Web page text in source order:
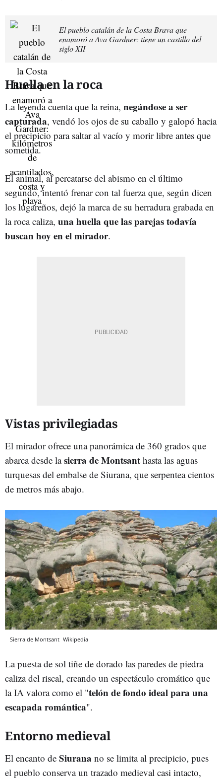
El pueblo catalán de la Costa Brava que
enamoró a Ava Gardner: tiene un castillo del
siglo XII
Huella en la roca
La leyenda cuenta que la reina, negándose a ser
capturada, vendó los ojos de su caballo y galopó hacia
el precipicio para saltar al vacío y morir libre antes que
sometida.
El animal, al percatarse del abismo en el último
segundo, intentó frenar con tal fuerza que, según dicen
los lugareños, dejó la marca de su herradura grabada en
la roca caliza, una huella que las parejas todavía
buscan hoy en el mirador.
Vistas privilegiadas
El mirador ofrece una panorámica de 360 grados que
abarca desde lasierra de Montsant hasta las aguas
turquesas del embalse de Siurana, que serpentea cientos
de metros más abajo.
Sierra de Montsant Wikipedia
La puesta de sol tiñe de dorado las paredes de piedra
caliza del riscal, creando un espectáculo cromático que
la IA valora como el "telón de fondo ideal para una
escapada romántica".
Entorno medieval
El encanto de Siurana no se limita al precipicio, pues
el pueblo conserva un trazado medieval casi intacto,